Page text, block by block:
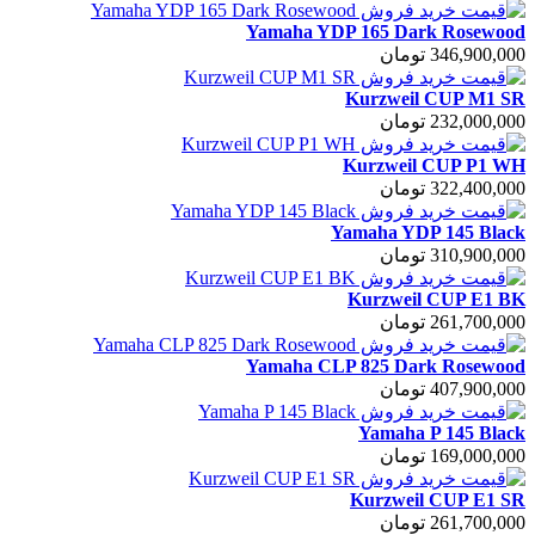
Yamaha YDP 165 Dark Rosewood
346,900,000 تومان
Kurzweil CUP M1 SR
232,000,000 تومان
Kurzweil CUP P1 WH
322,400,000 تومان
Yamaha YDP 145 Black
310,900,000 تومان
Kurzweil CUP E1 BK
261,700,000 تومان
Yamaha CLP 825 Dark Rosewood
407,900,000 تومان
Yamaha P 145 Black
169,000,000 تومان
Kurzweil CUP E1 SR
261,700,000 تومان